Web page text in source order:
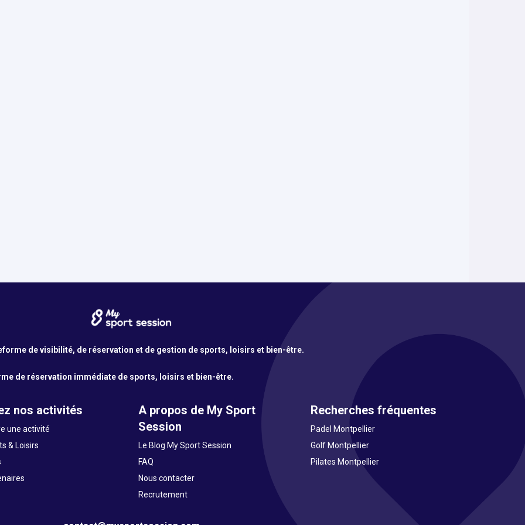
de visibilité, de réservation et de gestion de sports, loisirs et bien-être.
de réservation immédiate de sports, loisirs et bien-être.
nos activités
une activité
& Loisirs
A propos de My Sport
Session
Le Blog My Sport Session
FAQ
Nous contacter
Recrutement
Recherches fréquentes
Padel Montpellier
Golf Montpellier
Pilates Montpellier